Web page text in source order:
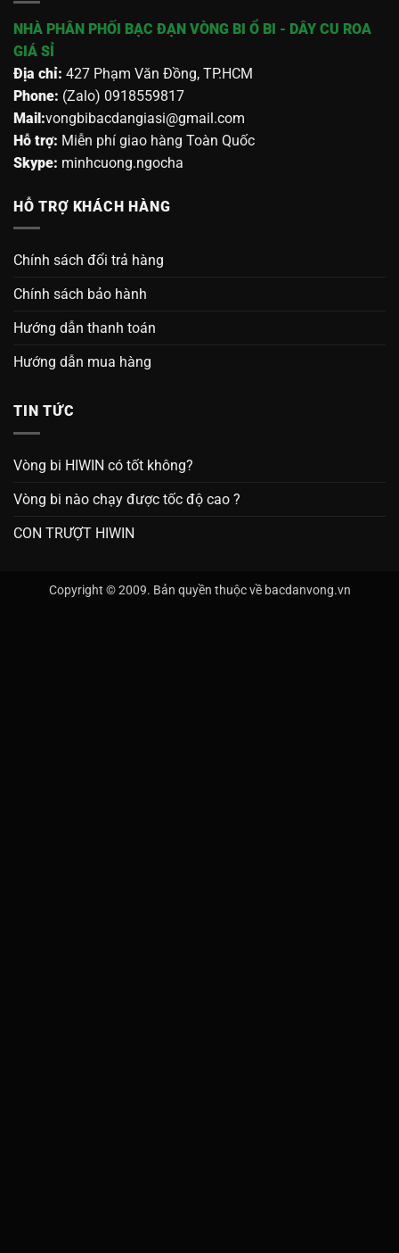
NHÀ PHÂN PHỐI BẠC ĐẠN VÒNG BI Ổ BI - DÂY CU ROA
GIÁ SỈ
Địa chỉ: 427 Phạm Văn Đồng, TP.HCM
Phone: (Zalo) 0918559817
Mail:vongbibacdangiasi@gmail.com
Hỗ trợ: Miễn phí giao hàng Toàn Quốc
Skype: minhcuong.ngocha
HỖ TRỢ KHÁCH HÀNG
Chính sách đổi trả hàng
Chính sách bảo hành
Hướng dẫn thanh toán
Hướng dẫn mua hàng
TIN TỨC
Vòng bi HIWIN có tốt không?
Vòng bi nào chạy được tốc độ cao ?
CON TRƯỢT HIWIN
Copyright © 2009. Bản quyền thuộc về bacdanvong.vn